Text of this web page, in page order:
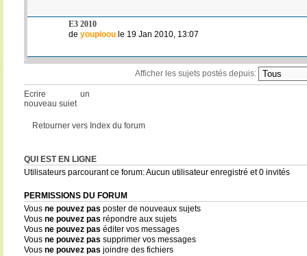
E3 2010
de youpiooule 19 Jan 2010, 13:07
Afficher les sujets postés depuis:
Ecrire un
nouveau sujet
Retourner vers Index du forum
QUI EST EN LIGNE
Utilisateurs parcourant ce forum: Aucun utilisateur enregistré et 0 invités
PERMISSIONS DU FORUM
Vous ne pouvez pas poster de nouveaux sujets
Vous ne pouvez pas répondre aux sujets
Vous ne pouvez pas éditer vos messages
Vous ne pouvez pas supprimer vos messages
Vous ne pouvez pas joindre des fichiers